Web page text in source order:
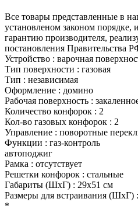
Все товары представленные в
установленом законом
гарантию производителя,
постановления Правительства
Устройство : варочная
Тип поверхности : газовая
Тип : независимая
Оформление : домино
Рабочая поверхность :
Количество конфорок : 2
Кол-во газовых конфорок : 2
Управление : поворотные
Функции : газ-контроль
автоподжиг
Рамка : отсутствует
Решетки конфорок : стальные
Габариты (ШхГ) : 29x51 см
Размеры для встраивания (ШхГ)
*